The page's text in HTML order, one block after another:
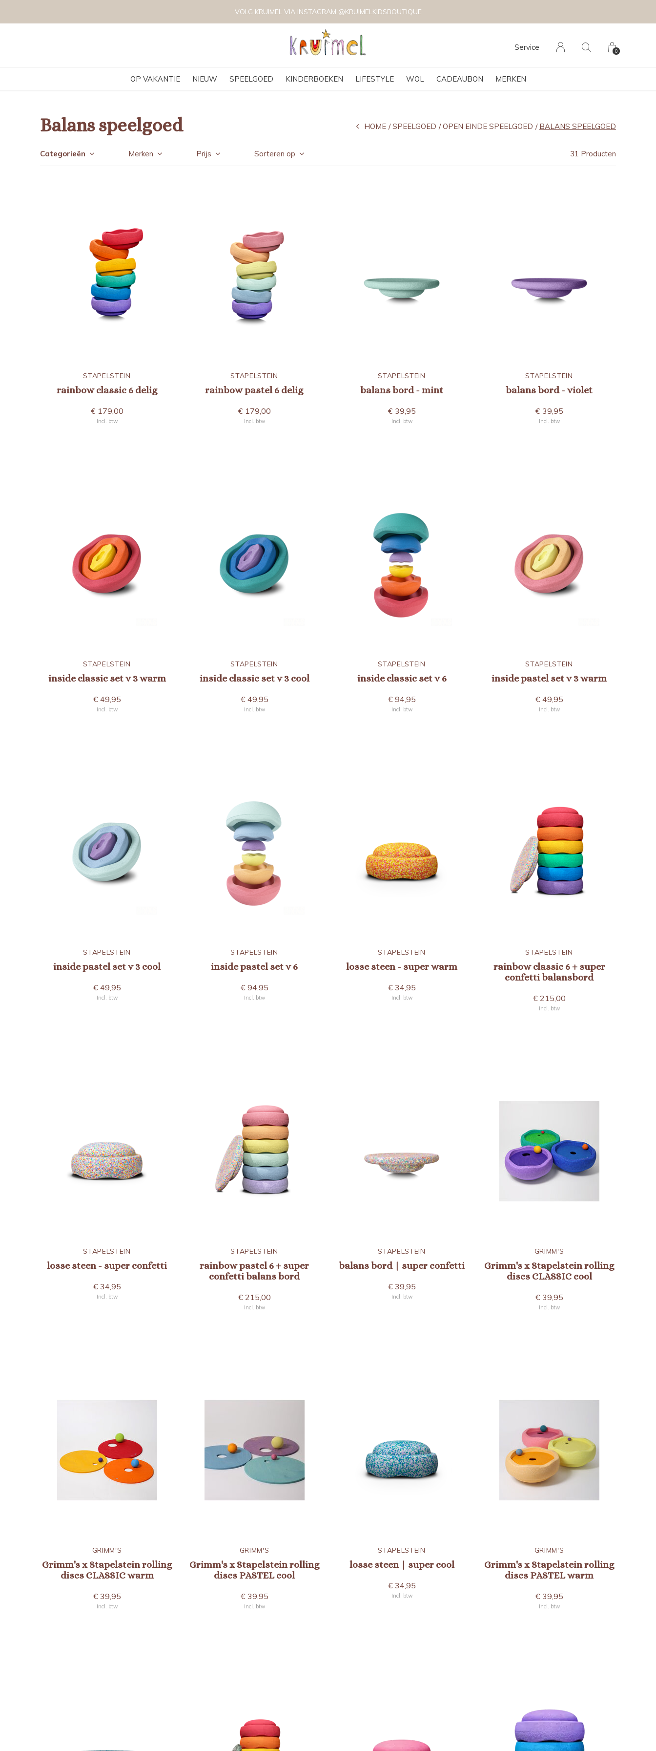
OP VAKANTIE NIEUW SPEELGOED KINDERBOEKEN LIFESTYLE WOL CADEAUBON MERKEN
Service 0
VOLG KRUIMEL VIA INSTAGRAM @KRUIMELKIDSBOUTIQUE
Balans speelgoed HOME SPEELGOED OPEN EINDE SPEELGOED BALANS SPEELGOED
Categorieën Merken Prijs Sorteren op 31 Producten
STAPELSTEIN
rainbow classic 6 delig
€ 179,00
Incl. btw
STAPELSTEIN
rainbow pastel 6 delig
€ 179,00
Incl. btw
STAPELSTEIN
balans bord - mint
€ 39,95
Incl. btw
STAPELSTEIN
balans bord - violet
€ 39,95
Incl. btw
STAPELSTEIN
inside classic set v 3 warm
€ 49,95
Incl. btw
STAPELSTEIN
inside classic set v 3 cool
€ 49,95
Incl. btw
STAPELSTEIN
inside classic set v 6
€ 94,95
Incl. btw
STAPELSTEIN
inside pastel set v 3 warm
€ 49,95
Incl. btw
STAPELSTEIN
inside pastel set v 3 cool
€ 49,95
Incl. btw
STAPELSTEIN
inside pastel set v 6
€ 94,95
Incl. btw
STAPELSTEIN
losse steen - super warm
€ 34,95
Incl. btw
STAPELSTEIN
rainbow classic 6 + super
confetti balansbord
€ 215,00
Incl. btw
STAPELSTEIN
losse steen - super confetti
€ 34,95
Incl. btw
STAPELSTEIN
rainbow pastel 6 + super
confetti balans bord
€ 215,00
Incl. btw
STAPELSTEIN
balans bord | super confetti
€ 39,95
Incl. btw
GRIMM'S
Grimm's x Stapelstein rolling
discs CLASSIC cool
€ 39,95
Incl. btw
GRIMM'S
Grimm's x Stapelstein rolling
discs CLASSIC warm
€ 39,95
Incl. btw
GRIMM'S
Grimm's x Stapelstein rolling
discs PASTEL cool
€ 39,95
Incl. btw
STAPELSTEIN
losse steen | super cool
€ 34,95
Incl. btw
GRIMM'S
Grimm's x Stapelstein rolling
discs PASTEL warm
€ 39,95
Incl. btw